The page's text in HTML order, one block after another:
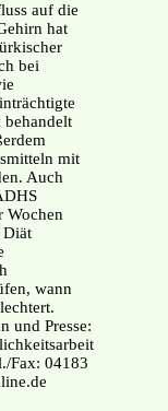
auf die
hat
bei
mit
Auch
Wochen
Diät
wann
und Presse:
Fax: 04183